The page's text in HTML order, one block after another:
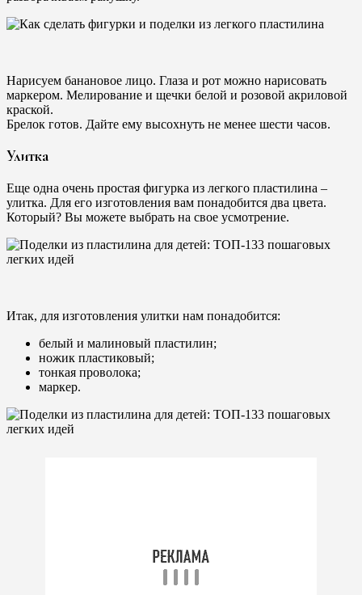
Нарисуем банановое лицо. Глаза и рот можно нарисовать
маркером. Мелирование и щечки белой и розовой акриловой
краской.
Брелок готов. Дайте ему высохнуть не менее шести часов.
Улитка
Еще одна очень простая фигурка из легкого пластилина –
улитка. Для его изготовления вам понадобится два цвета.
Который? Вы можете выбрать на свое усмотрение.
Итак, для изготовления улитки нам понадобится:
белый и малиновый пластилин;
ножик пластиковый;
тонкая проволока;
маркер.